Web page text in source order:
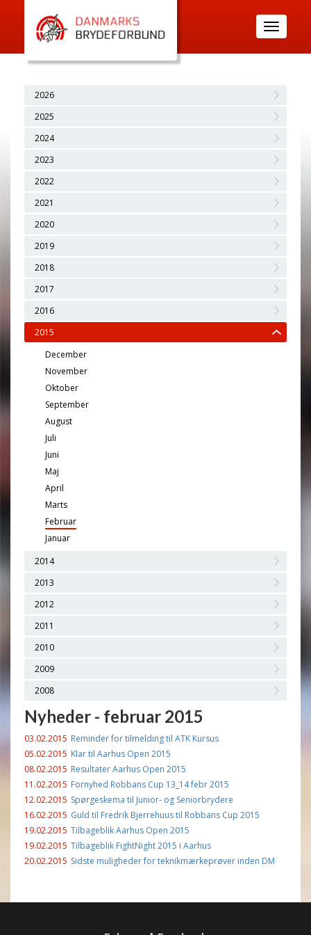
Toggle
navigation
2026
2025
2024
2023
2022
2021
2020
2019
2018
2017
2016
2015
December
November
Oktober
September
August
Juli
Juni
Maj
April
Marts
Februar
Januar
2014
2013
2012
2011
2010
2009
2008
Nyheder - februar 2015
03.02.2015 Reminder for tilmelding til ATK Kursus
05.02.2015 Klar til Aarhus Open 2015
08.02.2015 Resultater Aarhus Open 2015
11.02.2015 Fornyhed Robbans Cup 13_14 febr 2015
12.02.2015 Spørgeskema til Junior- og Seniorbrydere
16.02.2015 Guld til Fredrik Bjerrehuus til Robbans Cup 2015
19.02.2015 Tilbageblik Aarhus Open 2015
19.02.2015 Tilbageblik FightNight 2015 i Aarhus
20.02.2015 Sidste muligheder for teknikmærkeprøver inden DM